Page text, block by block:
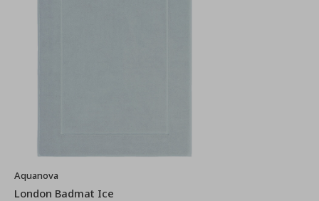
Aquanova
London Badmat Ice